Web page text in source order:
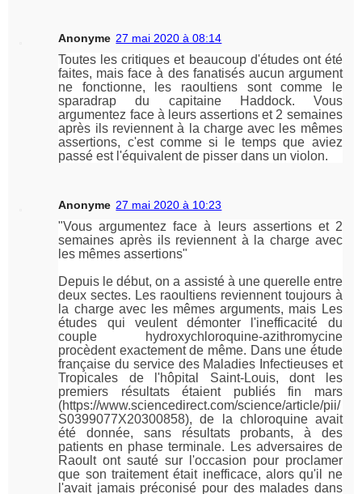
Anonyme 27 mai 2020 à 08:14
Toutes les critiques et beaucoup d'études ont été
faites, mais face à des fanatisés aucun argument
ne fonctionne, les raoultiens sont comme le
sparadrap du capitaine Haddock. Vous
argumentez face à leurs assertions et 2 semaines
après ils reviennent à la charge avec les mêmes
assertions, c'est comme si le temps que aviez
passé est l'équivalent de pisser dans un violon.
Anonyme 27 mai 2020 à 10:23
"Vous argumentez face à leurs assertions et 2
semaines après ils reviennent à la charge avec
les mêmes assertions"
Depuis le début, on a assisté à une querelle entre
deux sectes. Les raoultiens reviennent toujours à
la charge avec les mêmes arguments, mais Les
études qui veulent démonter l'inefficacité du
couple hydroxychloroquine-azithromycine
procèdent exactement de même. Dans une étude
française du service des Maladies Infectieuses et
Tropicales de l'hôpital Saint-Louis, dont les
premiers résultats étaient publiés fin mars
(https://www.sciencedirect.com/science/article/pii/
S0399077X20300858), de la chloroquine avait
été donnée, sans résultats probants, à des
patients en phase terminale. Les adversaires de
Raoult ont sauté sur l'occasion pour proclamer
que son traitement était inefficace, alors qu'il ne
l'avait jamais préconisé pour des malades dans